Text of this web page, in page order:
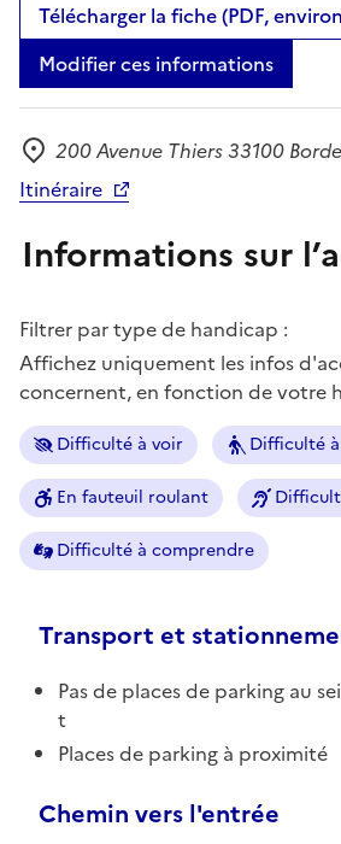
Télécharger la fiche (PDF,
Modifier ces informations
Adresse
200 Avenue Thiers 33100
Itinéraire
Informations sur
Filtrer par type de handicap :
Affichez uniquement les infos
concernent, en fonction de votre
Difficulté à voir Difficulté
En fauteuil roulant
Difficulté à comprendre
Transport et
Pas de places de parking au
t
Places de parking à proximité
Chemin vers l'entrée